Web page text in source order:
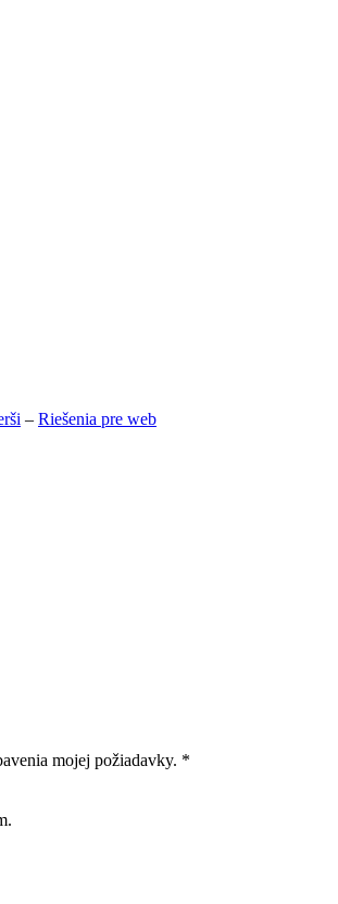
– Riešenia pre web
mojej požiadavky. *